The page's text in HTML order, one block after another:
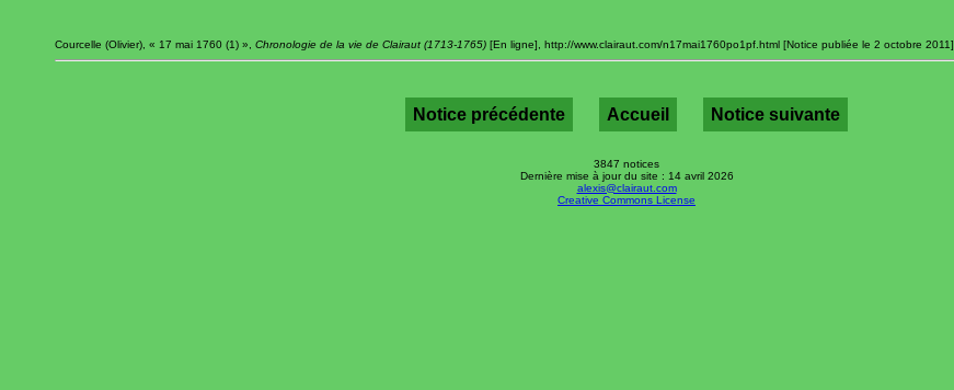
Courcelle (Olivier), « 17 mai 1760 (1) », Chronologie de la vie de Clairaut (1713-1765) [En ligne], http://www.clairaut.com/n17mai1760po1pf.html [Notice publiée le 2 octobre 2011].
Notice précédente Accueil Notice suivante
3847 notices
Dernière mise à jour du site : 14 avril 2026
alexis@clairaut.com
Creative Commons License